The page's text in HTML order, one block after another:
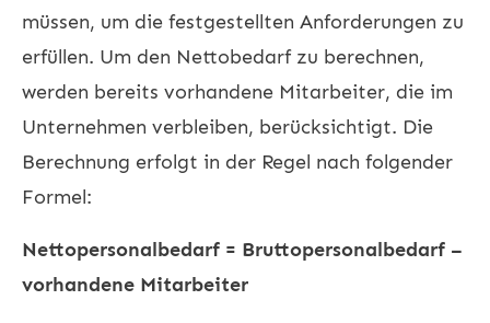
müssen, um die festgestellten Anforderungen zu
erfüllen. Um den Nettobedarf zu berechnen,
werden bereits vorhandene Mitarbeiter, die im
Unternehmen verbleiben, berücksichtigt. Die
Berechnung erfolgt in der Regel nach folgender
Formel:
Nettopersonalbedarf = Bruttopersonalbedarf –
vorhandene Mitarbeiter